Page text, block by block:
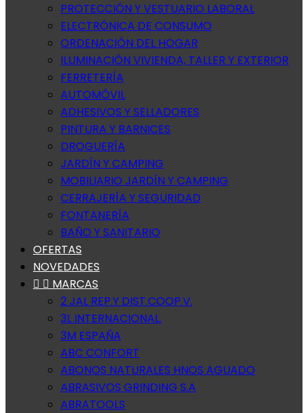
PROTECCIÓN Y VESTUARIO LABORAL
ELECTRÓNICA DE CONSUMO
ORDENACIÓN DEL HOGAR
ILUMINACIÓN VIVIENDA, TALLER Y EXTERIOR
FERRETERÍA
AUTOMÓVIL
ADHESIVOS Y SELLADORES
PINTURA Y BARNICES
DROGUERÍA
JARDÍN Y CAMPING
MOBILIARIO JARDÍN Y CAMPING
CERRAJERÍA Y SEGURIDAD
FONTANERÍA
BAÑO Y SANITARIO
OFERTAS
NOVEDADES
  MARCAS
2 JAL REP.Y DIST.COOP.V.
3L INTERNACIONAL.
3M ESPAÑA
ABC CONFORT
ABONOS NATURALES HNOS AGUADO
ABRASIVOS GRINDING S.A
ABRATOOLS